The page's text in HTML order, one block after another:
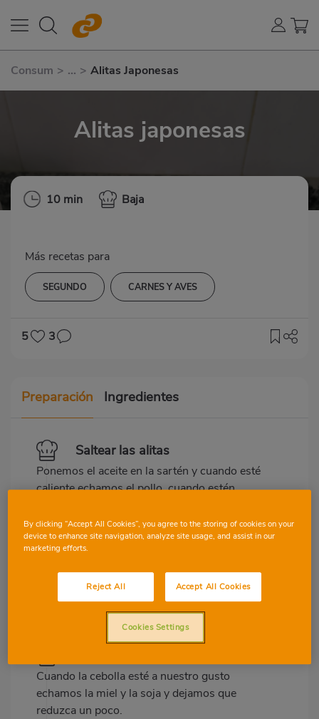
Consum > ... > Alitas Japonesas
Alitas japonesas
10 min Baja
Más recetas para
SEGUNDO CARNES Y AVES
5 3
Preparación Ingredientes
Saltear las alitas
Ponemos el aceite en la sartén y cuando esté
caliente echamos el pollo, cuando estén
grasita que han dejado.
Sofreír la cebolleta
Cortamos la cebolleta en cuadritos
superfinos y sofreímos.
Cuando la cebolla esté a nuestro gusto
echamos la miel y la soja y dejamos que
reduzca un poco.
By clicking “Accept All Cookies”, you agree to the storing of cookies on your
device to enhance site navigation, analyze site usage, and assist in our
marketing efforts.
Reject All Accept All Cookies
Cookies Settings